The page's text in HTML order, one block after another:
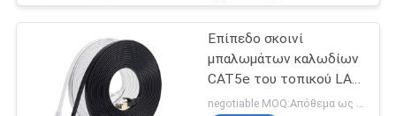
ΠΟΙΟΤΙΚΌΣ
ΈΛΕΓΧΟΣ
Επίπεδο σκοινί
μπαλωμάτων καλωδίων
CAT5e του τοπικού LAN
δικτύων 3m UTP